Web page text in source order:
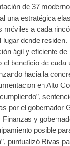
de 37
una estratégica
móviles a cada
donde residen.
ágil y eficiente
beneficio de cada
hacia la
en Alto
por el gobernador
y
posible
puntualizó Rivas